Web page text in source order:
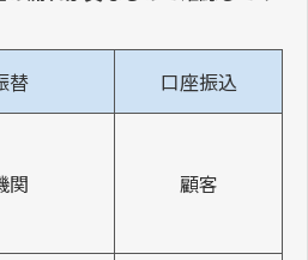
替
口座振込
関 顧客